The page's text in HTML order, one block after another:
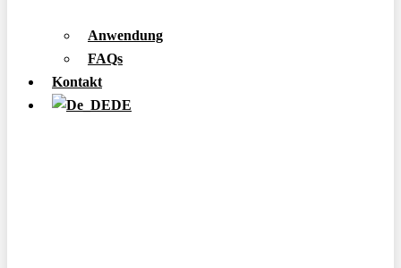
Anwendung
FAQs
Kontakt
DE